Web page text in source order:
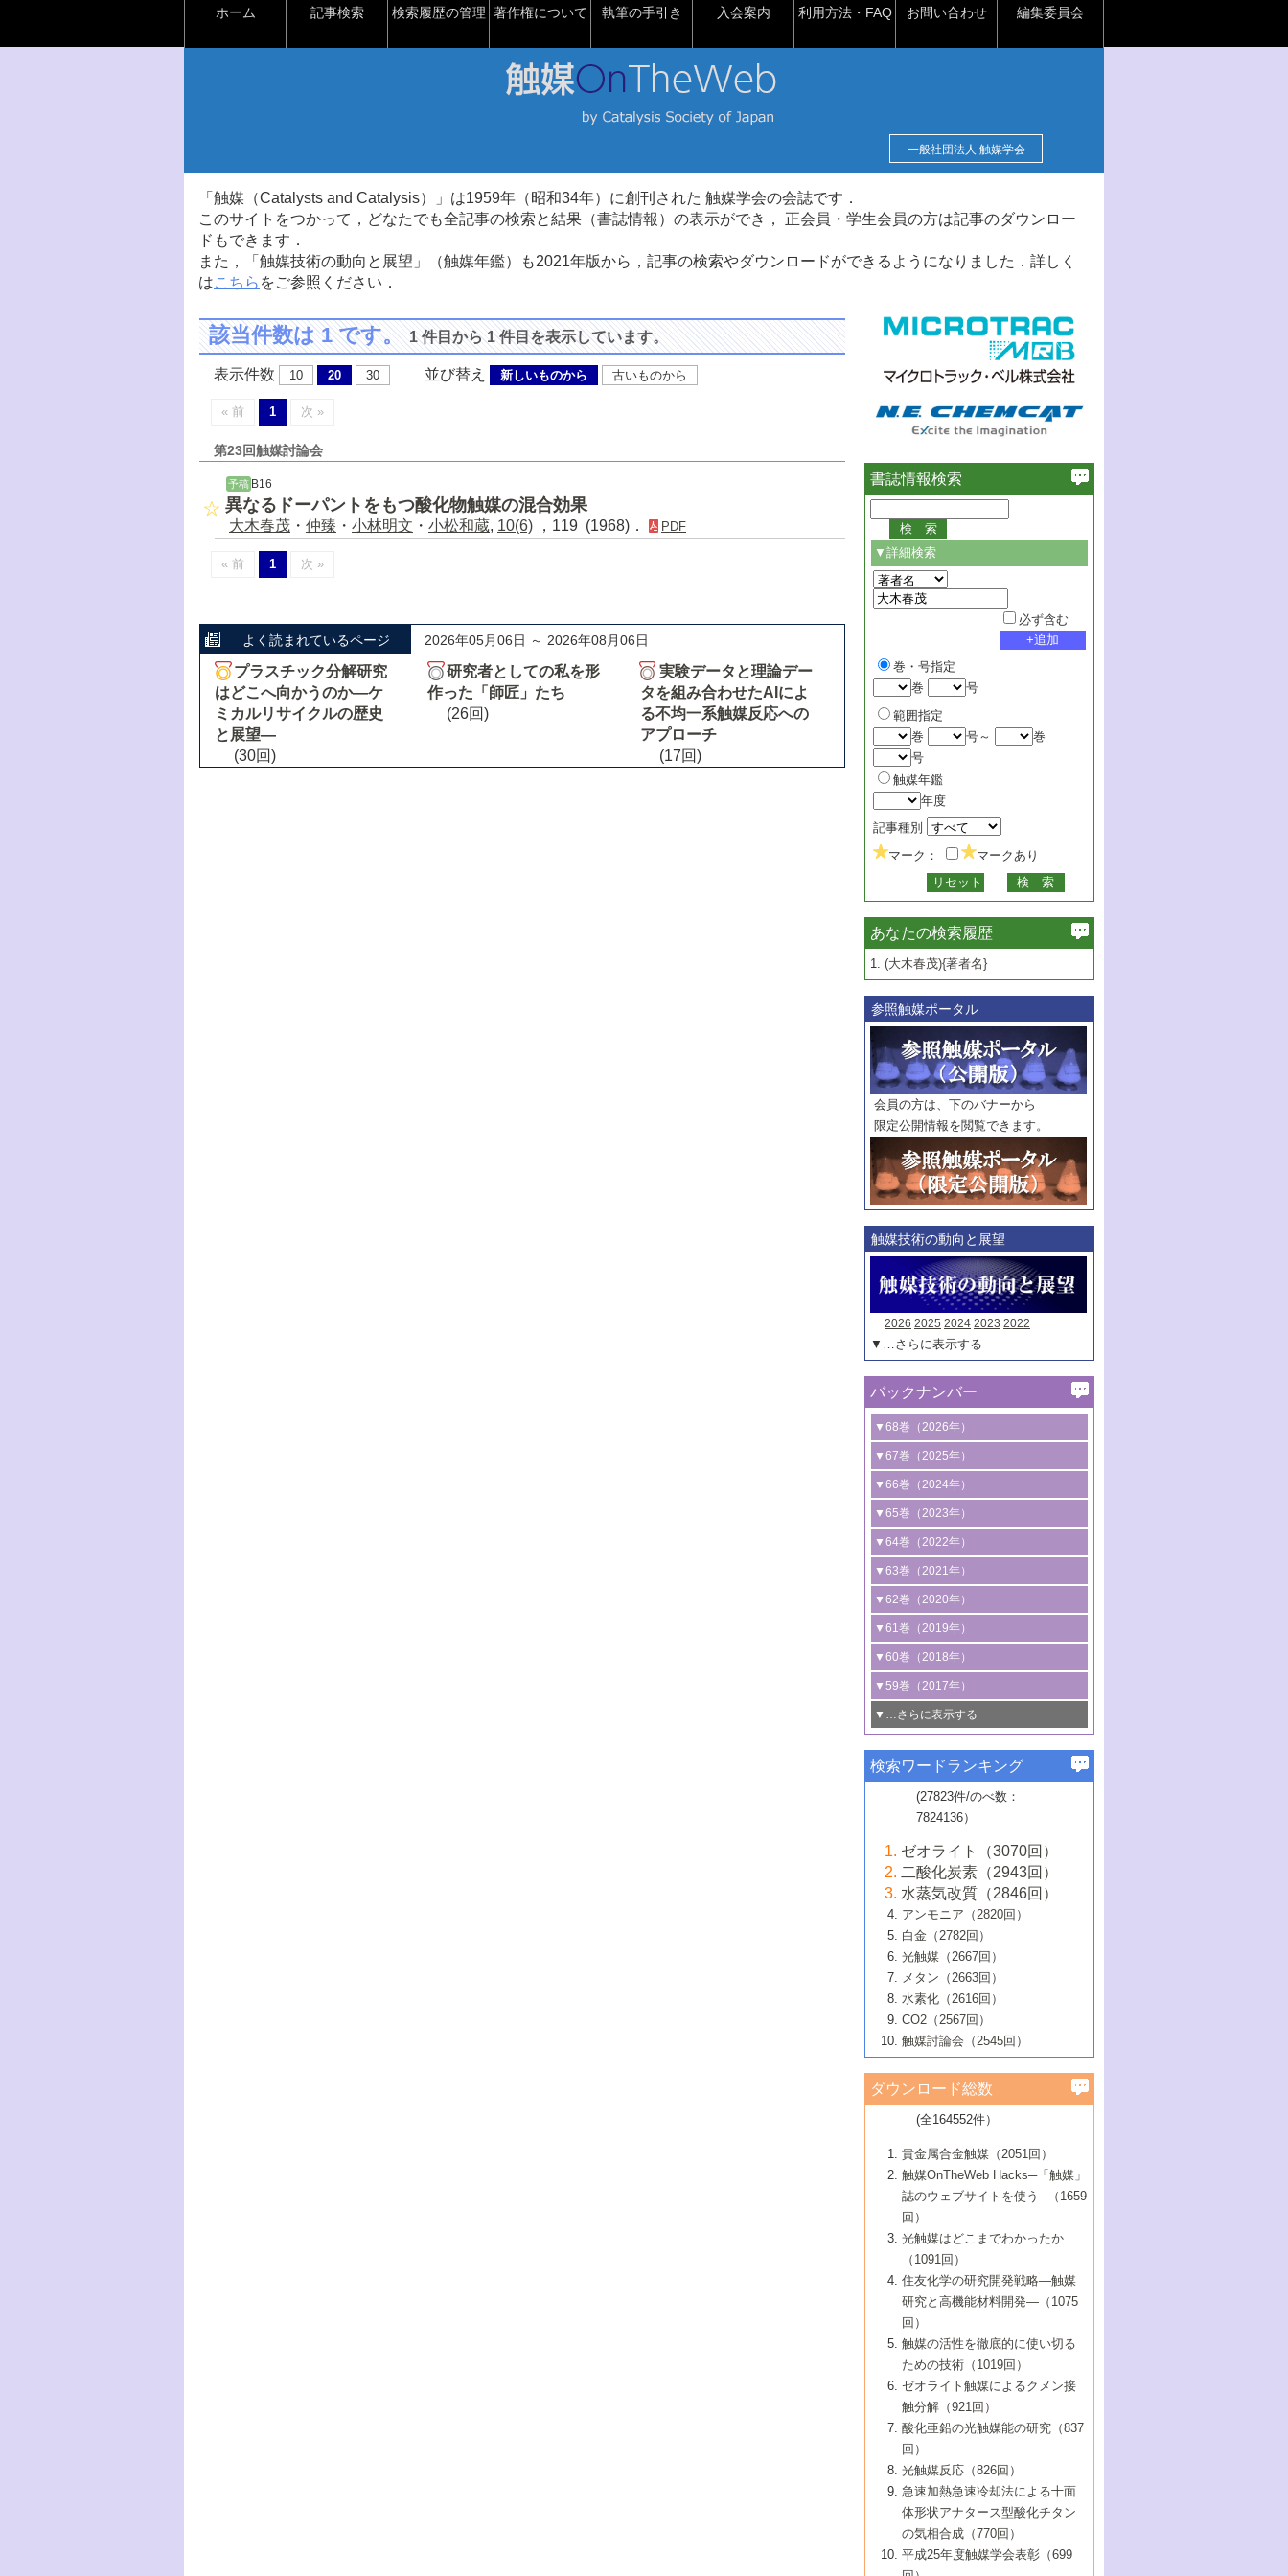
ホーム 記事検索 検索履歴の管理 著作権について 執筆の手引き 入会案内 利用方法・FAQ お問い合わせ 編集委員会
一般社団法人 触媒学会
「触媒（Catalysts and Catalysis）」は1959年（昭和34年）に創刊された 触媒学会の会誌です．
このサイトをつかって，どなたでも全記事の検索と結果（書誌情報）の表示ができ， 正会員・学生会員の方は記事のダウンロー
ドもできます．
また，「触媒技術の動向と展望」（触媒年鑑）も2021年版から，記事の検索やダウンロードができるようになりました．詳しく
はこちら をご参照ください．
該当件数は 1 です。1 件目から 1 件目を表示しています。
表示件数 10 20 30 並び替え 新しいものから 古いものから
« 前 1 次 »
第23回触媒討論会
予稿 B16
異なるドーパントをもつ酸化物触媒の混合効果
大木春茂 ・ 仲臻 ・ 小林明文 ・ 小松和蔵, 10(6) ，119 (1968)． PDF
« 前 1 次 »
よく読まれているページ 2026年05月06日 ～ 2026年08月06日
プラスチック分解研究
はどこへ向かうのか―ケ
ミカルリサイクルの歴史
と展望―
(30回)
研究者としての私を形
作った「師匠」たち
(26回)
実験データと理論デー
タを組み合わせたAIによ
る不均一系触媒反応への
アプローチ
(17回)
書誌情報検索
▼詳細検索
必ず含む
巻・号指定
巻
号
範囲指定
巻
号～
巻
号
触媒年鑑
年度
記事種別
マーク：
マークあり
あなたの検索履歴
1. (大木春茂){著者名}
参照触媒ポータル
会員の方は、下のバナーから
限定公開情報を閲覧できます。
触媒技術の動向と展望
2026 2025 2024 2023 2022
▼…さらに表示する
バックナンバー
▼68巻（2026年）
1号 過酸化水素合成に関する研究動向
2号 コンピューター技術により加速する
触媒開発
3号 有機分子変換やCO 資源化のための
光触媒に関する最近の研究
B号 第137回触媒討論会（2026年）
▼67巻（2025年）
1号 CO
水素化によるグリーン燃料/グリ
ーンケミカル製造
2号 水素製造のための水分解技術に関す
る最近の研究
3号 オレフィン系樹脂の精密合成に関す
る最新技術
4号 アルコール類の効率的変換を実現す
る非貴金属触媒の研究動向
5号 ゼオライトの合成と応用における研
究動向
6号 ヘテロ接合界面
B号 第135回触媒討論会（2025年）
▼66巻（2024年）
1号 低次元ナノ構造を有する触媒材料
2号 規制反応場を活用した固体触媒研究
の新展開
3号 未踏分子変換を目指した酸化触媒プ
ロセスの最前線
4号 シンクロトロン放射光および中性子
線を利用した触媒解析技術の最先端
5号 単原子触媒
6号 参照触媒委員会からのお知らせ
B号 第133回触媒討論会（2023年）
▼65巻（2023年）
1号 炭素が関わる触媒機能
2号 プラスチックケミカルリサイクルの
ための触媒技術
3号 非酸化物系金属化合物を基盤とした
触媒材料の開発
4号 格子酸素・格子酸素欠陥を利用した
触媒反応
5号 生体触媒によるエネルギー変換反応
6号 窒素とリンの循環のための触媒・機
能性材料
▼64巻（2022年）
1号 合成ガス製造とCOを用いるケミカル
ズ合成の最新動向
2号 化学品合成のための合金触媒開発
3号 CO の排出削減および有効活用のた
めの触媒技術
4号 若手による情報発信企画～とびたて
若き触媒の研究者たち～（1）
若き触媒の研究者たち～（2）
6号 石油のノーブル・ユースを志向した
触媒技術
大学：オンライン・対面開催）
▼63巻（2021年）
1号 金触媒の新展開
2号 ペロブスカイト
3号 特殊反応場を利用した触媒的分子変
換反応
4号 多孔質材料を用いた触媒の新展開
5号 情報学的手法を用いた触媒開発
6号 カーボンニュートラルに向けた電解
技術
B号 第127回触媒討論会（2021年・オン
ライン開催(Zoom)のみ）
▼62巻（2020年）
1号 触媒設計を拓く欠陥構造のキャラク
タリゼーション
2号 機能化学品製造に資するクリーンな
触媒的酸化反応
3号 水処理のための触媒化学
4号 光触媒を用いた水分解の最新の研究
動向
5号 次世代の触媒プロセスを支えるマイ
6号 メタン転換技術の最新動向
B号 第125回触媒討論会（2020年・工学
院大学）
▼61巻（2019年）
1号 物質移動制御に着目した触媒プロセ
ス開発
2号 CO2 フリー水素サプライチェーンに
関わる触媒開発動向
3号 精密高分子合成に関する最近の研究
動向
4号 バイオマス化成品製造のための触媒
5号 固体触媒による含窒素有機化合物変
換の最前線
6号 貴金属使用量低減に向けた自動車排
ガス浄化触媒の開発
B号 第123回触媒討論会（2019年・大阪
▼60巻（2018年）
1号 固体酸触媒の最新の研究動向
2号 二酸化炭素からの有用化学品合成
3号 ナノ粒子・クラスター触媒の最前線
4号 60周年記念企画
5号 進化するゼオライト合成技術
6号 非貴金属系触媒における電気化学的
B号 第121回触媒討論会（2018年・東京
大学）
▼59巻（2017年）
1号 いたるところに，触媒
最先端技術
3号 無機分離膜材料の開発と触媒反応プ
ロセスへの適用
5号 水素のふるまいを解き明かす最先端
研究
6号 低級アルカンの有効利用のための触
媒技術
B号 第119回触媒討論会（2017年・首都
大学東京）
▼…さらに表示する
1号 ユニークな構造の高分子を生み出す触
2号 リグニンからの化成品製造に向けた触
媒技術
3号 触媒研究の最先端～とびたて若き研究
者たち～（1）
4号 触媒研究の最先端～とびたて若き研究
者たち～（2）
5号 触媒研究の最先端～とびたて若き研究
者たち～（3）
6号 イオニクス材料と燃料電池・電解合成
の最新の研究動向
B号 第117回触媒討論会（2016年・大阪府
立大学）
▼57巻（2015年）
1号 水素キャリアにかかわる触媒技術の新
2号 石油精製用触媒の最近の進展
3号 固体酸化物形燃料電池（SOFC）におけ
るアノード触媒上での燃料直接改質技術
4号 コアシェル構造の制御による触媒機能
5号 工業触媒およびその周辺技術の最近の
進歩
6号 ナノシート
B号 第115回触媒討論会（2015年・成蹊大
▼56巻（2014年）
2号 光触媒反応機構に関する最新の研究動
向
開発動向
4号 人工光合成に向けた近年のアプローチ
5号 未利用熱エネルギーの有効活用に貢献
する触媒技術
6号 ポリオキソメタレート
B号 第113回触媒討論会（2014年・ロワジ
ールホテル豊橋）
1号 高耐久性燃料電池システム用触媒にお
ける新展開
2号 リビングラジカル重合の最近の動向
3号 天然ガスの化学工業的展開に関する触
媒技術
4号 貴金属触媒の精密構造制御とその活用
5号 バイオマス化成品製造のための固体触
6号 ナノ空間─吸着状態解析から新機能開拓
B号 第111回触媒討論会（2013年・関西大
▼54巻（2012年）
1号 規則性多孔体の利用技術における最近
の進歩
2号 第109回触媒討論会
3号 貴金属低減技術の最新動向
4号 貴金属代替技術の最新動向
5号 光触媒による物質変換反応の新展開
6号 グラフェン
7号 水素を利用する化成品合成の新潮流
▼53巻（2011年）
1号 金属学から見る合金触媒の新展開
2号 第107回触媒討論会
3号 触媒のその場観察法の進歩（１）
4号 触媒のその場観察法の進歩（２）
5号 不活性結合の触媒的活性化による有機
合成
6号 新しい固体酸触媒技術
7号 ゼオライト合成における最近の進歩
▼52巻（2010年）
1号 触媒の劣化対策と長寿命触媒開発
2号 第105回触媒討論会
3号 ナノ構造が拓く新機能
4号 活性サイトおよびその環境の精密な設
計による触媒の高機能化
5号 触媒を有効に使うための技術
7号 有機分子触媒による精密有機合成
8号 高機能化ポリオレフィンに向けた重合
触媒の最近の進展
1号 炭素材料－熱い注目を集める材料－
2号 第103回触媒討論会
3号 環境浄化用光触媒の現状と課題
4号 水素社会の実現に向けた水素製造・貯
蔵技術の進歩
5号 CO2が関わる触媒・材料
7号 持続可能社会実現のための触媒および
触媒関連技術
▼50巻（2008年）
1号 触媒化学と学会のこの10年，半世紀，
そして未来
2号 第101回触媒討論会
4号 錯体を利用したユニークな表面構造の
構築と機能
5号 若手会員による触媒研究の未来展望1：
企業編
6号 第102回触媒討論会
7号 触媒・化学反応における計算化学の進
8号 若手研究者による触媒研究の未来展望
2：大学・研究所編
▼49巻（2007年）
1号 含フッ素化合物の合成と触媒
2号 第99回触媒討論会
3号 実用的ファインケミカル合成プロセス
を実現する触媒
5号 こんな物質，あんな物質―新たな触媒
の可能性―
7号 『結晶の化学』を活かした触媒研究
8号 イオン液体の応用
▼48巻（2006年）
1号 固体酸触媒の最近の進歩
2号 第97回触媒討論会
3号 リビング重合触媒の最近の展開
5号 水素製造・貯蔵のための触媒技術の新
しい展開
6号 第98回触媒討論会
7号 基礎化学品製造の触媒技術
8号 多機能型リアクター
1号 最近の触媒担体とその効果
2号 第95回触媒討論会
4号 水分解用光触媒材料
5号 時間分解分光の進歩と応用
6号 第96回触媒討論会
8号 超臨界流体を用いた化学プロセスの新
▼46巻（2004年）
1号 部分酸化反応触媒の最前線
2号 第93回触媒討論会
3号 特殊エネルギー場の触媒反応
4号 生体内における金属の触媒作用
5号 ファインケミカルズの展開に寄与する
6号 第94回触媒討論会
7号 サブナノレベルでみた新しい表面現象
8号 オレフィン重合触媒の新たな展
▼45巻（2003年）
1号 なぜこの触媒が良いのか？
2号 第91回触媒討論会
3号 最近の自動車排ガス処理技術
4号 触媒研究の現状と将来─第90回触媒討論
5号 基礎化学品製造の触媒技術
6号 第92回触媒討論会
7号 基礎化学品製造の触媒技術
8号 資源の循環と触媒技術
▼44巻（2002年）
1号 高次制御された触媒の化学
2号 第89回触媒討論会
3号 触媒を利用した電気化学の新展開
4号 ナノ材料の調製と機能化
5号 こんな触媒が欲しい
6号 第90回触媒討論会
7号 触媒研究と学術雑誌/情報
8号 若い世代からみた触媒化学の現状と未
▼43巻（2001年）
1号 グリーンケミストリーと触媒
2号 第87回触媒討論会特集号
3号 生体触媒とバイオプロセス
4号 水素製造・利用の触媒化学
5号 触媒研究における新しい切り口：コン
ビナトリアルケミストリー
6号 第88回触媒討論会特集号
7号 企業における触媒研究のブレークスル
8号 この材料を触媒として使ってみません
▼42巻（2000年）
1号 触媒反応工学の明日を拓く
2号 第85回触媒討論会
3号 反応ダイナミクス
5号 触媒のおもしろさをどのように伝える
6号 第86回触媒討論会
7号 水素化精製触媒の新しい展開
8号 新しい反応性と機能性を目指した金属
クラスタ-化学
▼41巻（1999年）
1号 孔、穴、あな?-特異な空間とその利用-
2号 第83回触媒討論会
3号 均一系触媒反応最前線
4号 実用炭素材料の新展開
5号 研究の方法論を考える
7号 機能性金属材料と触媒
8号 触媒研究へのNMRの応用と展望
▼40巻（1998年）
進展と21世紀への提言/創立40周年記念・触
媒学会この10年の歩みとこれから/創立40周
2号 第81回触媒討論会
3号 計算機触媒化学へのさそい
4号 触媒劣化の制御と予測
5号 最新の実用プロセスと触媒
6号 第82回触媒討論会
7号 ナノ構造体の化学
8号 あの反応は今
1号 均一系と不均一系触媒反応-その特徴と
接点
2号 第79回触媒討論会
3号 最新NO除去触媒の実用化研究
4号 新しい反応場を目指した触媒調製
5号 反応・分離技術の新しい展開
6号 第80回触媒討論会
8号 AFMでみる世界
▼38巻（1996年）
1号 触媒の構造と触媒作用/C1化学を中心と
する21世紀への触媒
3号 オリンピックメダル:金・銀・銅はどん
な触媒作用を示すか
4号 触媒作用における機能の複合化
5号 未来を拓け！若手研究者
6号 第78回触媒討論会
7号 ダイナミックな領域への触媒研究の展
開/C1化学を中心とする21世紀への触媒
▼37巻（1995年）
1号 ファインケミカルズと固体触媒
2号 第75回触媒討論会
3号 希土類を利用した触媒
4号 触媒とリサイクル
5号 エネルギー変換触媒
6号 第76回触媒討論会
7号 表面吸着相の新しい展開
8号 マイクロポーラス・クリスタル触媒の
▼36巻（1994年）
1号 電気化学と触媒
2号 第73回触媒討論会
3号 C4化学の展開
4号 《通常号》
5号 《通常号》
6号 第74回触媒討論会
▼35巻（1993年）
1号 工業触媒開発マニュアル―探索から工
業化まで
2号 第71回触媒討論会
3号 研究開発のうらおもて―着想と展開
4号 触媒劣化と寿命の予測
5号 環境に優しい触媒
▼34巻（1992年）
1号 インパクトを与えたこの研究
2号 第69回触媒討論会
3号 ケミカルズ合成触媒―新しい展開と応
▼33巻（1991年）
1号 触媒プロセス開発マニュアル―探索か
ら工業化まで，知っておきたいこと PartII
2号 第67回触媒討論会
▼32巻（1990年）
1号 21世紀に向けて触媒研究の飛躍をめざ
す―触媒化学の裾野を広げよう
2号 第65回触媒討論会
▼31巻（1989年）
1号 情報科学と反応設計・材料設計
▼30巻（1988年）
検索ワードランキング
(27823件/のべ数：
7824136）
ゼオライト（3070回）
二酸化炭素（2943回）
水蒸気改質（2846回）
アンモニア（2820回）
白金（2782回）
光触媒（2667回）
メタン（2663回）
水素化（2616回）
CO2（2567回）
触媒討論会（2545回）
ダウンロード総数
(全164552件）
貴金属合金触媒（2051回）
触媒OnTheWeb Hacks─「触媒」
誌のウェブサイトを使う─（1659
回）
光触媒はどこまでわかったか
（1091回）
住友化学の研究開発戦略―触媒
研究と高機能材料開発―（1075
回）
触媒の活性を徹底的に使い切る
ための技術（1019回）
ゼオライト触媒によるクメン接
触分解（921回）
酸化亜鉛の光触媒能の研究（837
回）
光触媒反応（826回）
急速加熱急速冷却法による十面
体形状アナタース型酸化チタン
の気相合成（770回）
平成25年度触媒学会表彰（699